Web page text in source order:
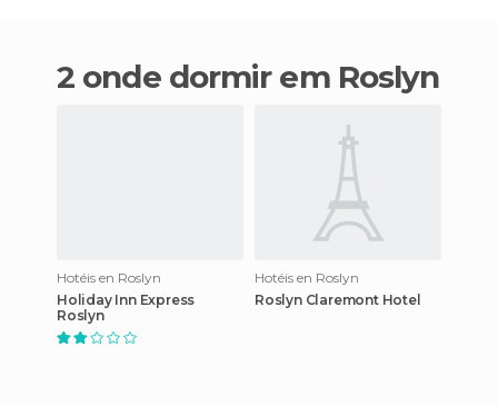
2 onde dormir em Roslyn
Hotéis en Roslyn
Holiday Inn Express
Roslyn
Hotéis en Roslyn
Roslyn Claremont Hotel